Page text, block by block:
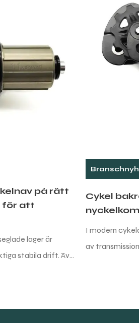
En
i ridupplevelsen
är den bakre derailleur en oumbärlig del
Det bär inte bara det tunga
kedjan från den främre